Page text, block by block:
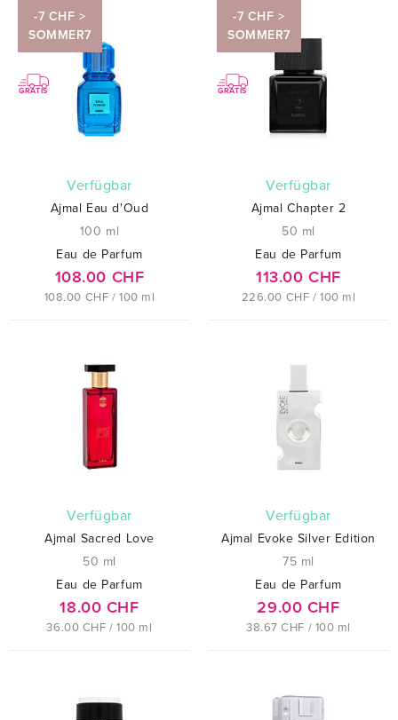
-7 CHF >
SOMMER7
GRATIS
verfügbar
Ajmal Eau d'Oud
100 ml
Eau de Parfum
108.00 CHF
108.00 CHF / 100 ml
-7 CHF >
SOMMER7
GRATIS
verfügbar
Ajmal Chapter 2
50 ml
Eau de Parfum
113.00 CHF
226.00 CHF / 100 ml
verfügbar
Ajmal Sacred Love
50 ml
Eau de Parfum
18.00 CHF
36.00 CHF / 100 ml
verfügbar
Ajmal Evoke Silver Edition
75 ml
Eau de Parfum
29.00 CHF
38.67 CHF / 100 ml